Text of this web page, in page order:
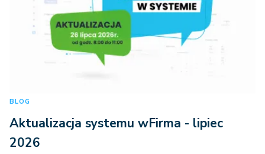
BLOG
Aktualizacja systemu wFirma - lipiec
2026